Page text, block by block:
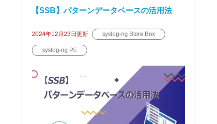
【SSB】パターンデータベースの活用法
2024年12月23日更新 syslog-ng Store Box
syslog-ng PE